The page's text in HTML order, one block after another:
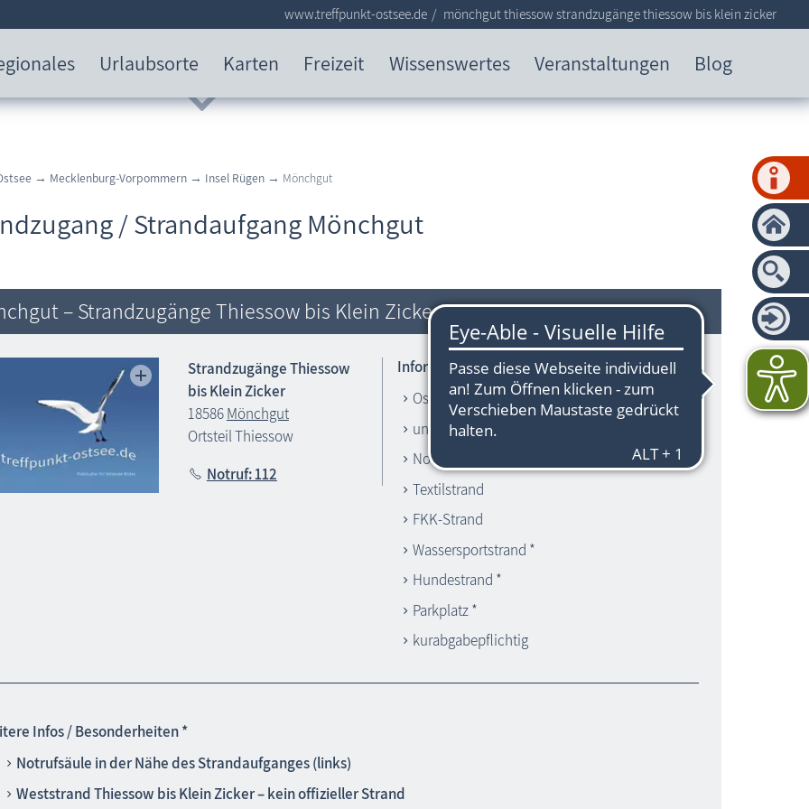
Urlaubsorte Karten Freizeit Wissenswertes Veranstaltungen Blog
www.treffpunkt-ostsee.de mönchgut thiessow strandzugänge thiessow bis klein zicker
→ Mecklenburg-Vorpommern → Insel Rügen → Mönchgut
/ Strandaufgang Mönchgut
– Strandzugänge Thiessow bis Klein Zicker
Strandzugänge Thiessow
bis Klein Zicker
18586Mönchgut
Ortsteil Thiessow
Notruf: 112
Informationen zum Strandbereich
Ostsee
unbewachter Strand
Notrufsäule
Textilstrand
FKK-Strand
Wassersportstrand *
Hundestrand *
Parkplatz *
kurabgabepflichtig
Infos / Besonderheiten *
Notrufsäule in der Nähe des Strandaufganges (links)
Weststrand Thiessow bis Klein Zicker – kein offizieller Strand